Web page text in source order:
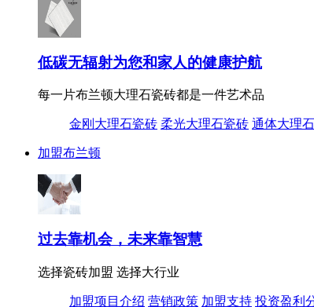
低碳无辐射为您和家人的健康护航
每一片布兰顿大理石瓷砖都是一件艺术品
金刚大理石瓷砖 柔光大理石瓷砖 通体大理
加盟布兰顿
过去靠机会，未来靠智慧
选择瓷砖加盟 选择大行业
加盟项目介绍 营销政策 加盟支持 投资盈利